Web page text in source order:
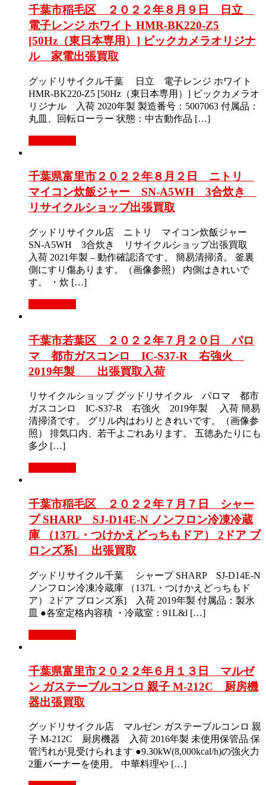
千葉市稲毛区 ２０２２年８月９日 日立
電子レンジ ホワイト HMR-BK220-Z5
[50Hz（東日本専用）] ビックカメラオリジナ
ル 家電出張買取
グッドリサイクル千葉 日立 電子レンジ ホワイト
HMR-BK220-Z5 [50Hz（東日本専用）] ビックカメラオ
リジナル 入荷 2020年製 製造番号：5007063 付属品：
丸皿、回転ローラー 状態：中古動作品 […]
千葉県富里市２０２２年８月２日 ニトリ
マイコン炊飯ジャー SN-A5WH 3合炊き
リサイクルショップ出張買取
グッドリサイクル店 ニトリ マイコン炊飯ジャー
SN-A5WH 3合炊き リサイクルショップ出張買取
入荷 2021年製 – 動作確認済です。 簡易清掃済。 釜裏
側にすり傷あります。（画像参照） 内側はきれいで
す。 ・炊 […]
千葉市若葉区 ２０２２年７月２０日 パロ
マ 都市ガスコンロ IC-S37-R 右強火
2019年製 出張買取入荷
リサイクルショップ グッドリサイクル パロマ 都市
ガスコンロ IC-S37-R 右強火 2019年製 入荷 簡易
清掃済です。 グリル内はわりときれいです。（画像参
照） 排気口内、若干よごれあります。 五徳あたりにも
多少 […]
千葉市稲毛区 ２０２２年７月７日 シャー
プ SHARP SJ-D14E-N ノンフロン冷凍冷蔵
庫 （137L・つけかえどっちもドア） 2ドア ブ
ロンズ系] 出張買取
グッドリサイクル千葉 シャープ SHARP SJ-D14E-N
ノンフロン冷凍冷蔵庫 （137L・つけかえどっちもド
ア） 2ドア ブロンズ系] 入荷 2019年製 付属品：製氷
皿 ●各室定格内容積 ・冷蔵室：91L&l […]
千葉県富里市２０２２年６月１３日 マルゼ
ン ガステーブルコンロ 親子 M-212C 厨房機
器出張買取
グッドリサイクル店 マルゼン ガステーブルコンロ 親
子 M-212C 厨房機器 入荷 2016年製 未使用保管品 保
管汚れが見受けられます ●9.30kW(8,000kcal/h)の強火力
2重バーナーを使用。 中華料理や […]